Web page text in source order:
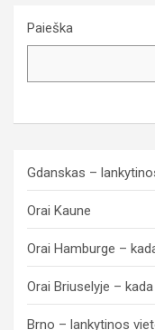
Paieška
Gdanskas –
Orai Kaune
Orai Hamburge –
Orai Briuselyje –
Brno – lankytinos